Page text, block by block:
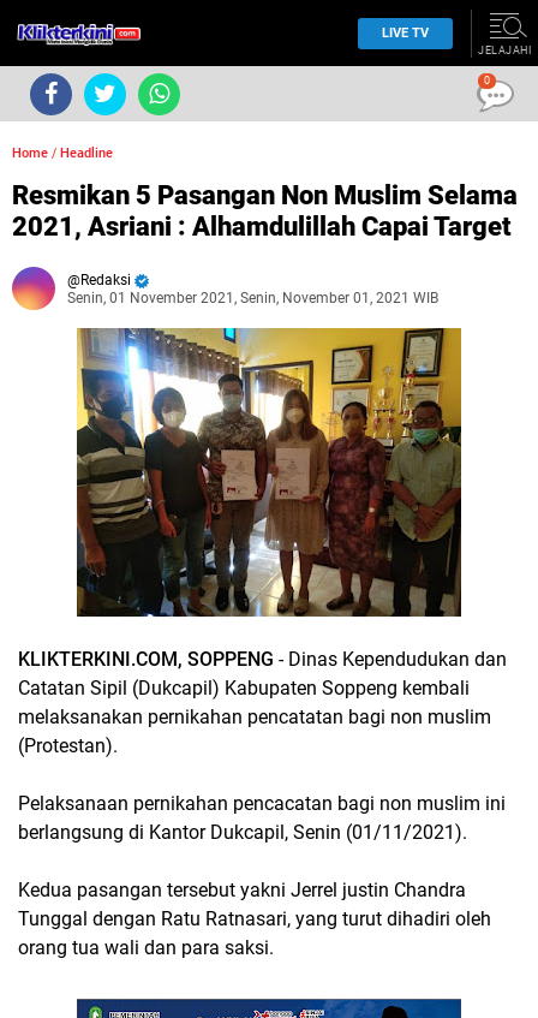
LIVE TV
JELAJAHI
Home / Headline
Resmikan 5 Pasangan Non Muslim Selama
2021, Asriani : Alhamdulillah Capai Target
Redaksi
Senin, 01 November 2021, Senin, November 01, 2021 WIB
KLIKTERKINI.COM, SOPPENG - Dinas Kependudukan dan
Catatan Sipil (Dukcapil) Kabupaten Soppeng kembali
melaksanakan pernikahan pencatatan bagi non muslim
(Protestan).
Pelaksanaan pernikahan pencacatan bagi non muslim ini
berlangsung di Kantor Dukcapil, Senin (01/11/2021).
Kedua pasangan tersebut yakni Jerrel justin Chandra
Tunggal dengan Ratu Ratnasari, yang turut dihadiri oleh
orang tua wali dan para saksi.
0